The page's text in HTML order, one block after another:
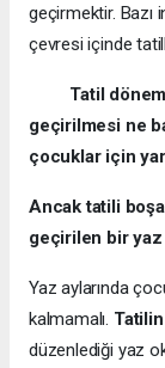
geçirmektir. Bazı
çevresi içinde
Tatil
geçirilmesi ne
çocuklar için
Ancaktatili
geçirilen bir
Yaz aylarında
kalmamalı.
düzenlediği yaz